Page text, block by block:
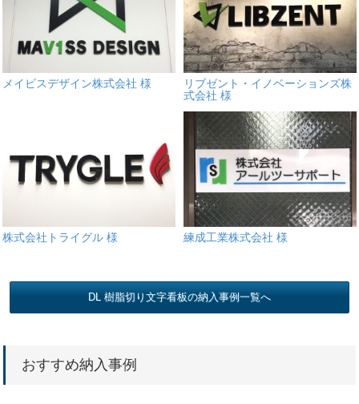
メイビスデザイン株式会社 様
リブゼント・イノベーションズ株
式会社 様
株式会社トライグル 様 練成工業株式会社 様
DL 樹脂切り文字看板の納入事例一覧へ
おすすめ納入事例